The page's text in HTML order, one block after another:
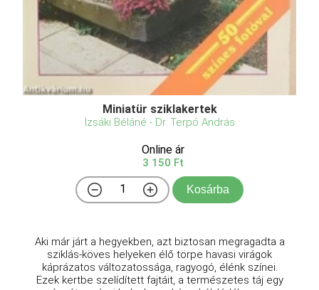
Miniatür sziklakertek
Izsáki Béláné - Dr. Terpó András
Online ár
3 150 Ft
Kosárba
Aki már járt a hegyekben, azt biztosan megragadta a
sziklás-köves helyeken élő törpe havasi virágok
káprázatos változatossága, ragyogó, élénk színei.
Ezek kertbe szelídített fajtáit, a természetes táj egy